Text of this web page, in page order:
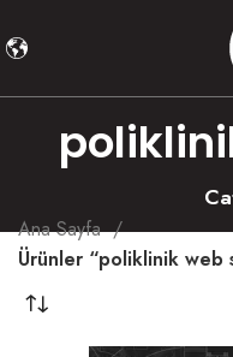
Ana Sayfa
Ürünler “poliklinik